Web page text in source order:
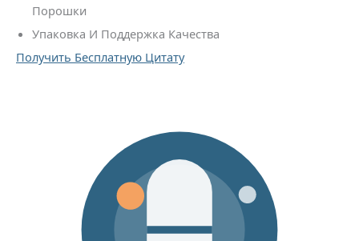
Порошки
Упаковка И Поддержка Качества
Получить Бесплатную Цитату